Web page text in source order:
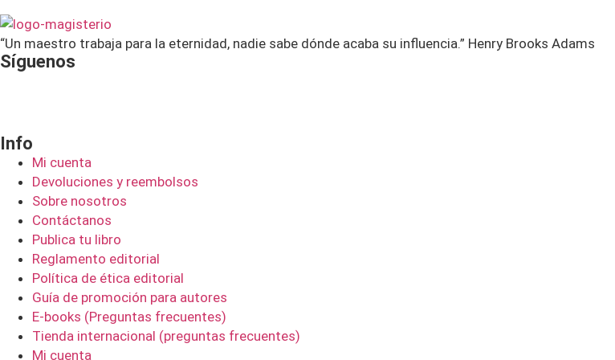
“Un maestro trabaja para la eternidad, nadie sabe dónde acaba su influencia.” Henry Brooks Adams
Síguenos
Info
Mi cuenta
Devoluciones y reembolsos
Sobre nosotros
Contáctanos
Publica tu libro
Reglamento editorial
Política de ética editorial
Guía de promoción para autores
E-books (Preguntas frecuentes)
Tienda internacional (preguntas frecuentes)
Mi cuenta